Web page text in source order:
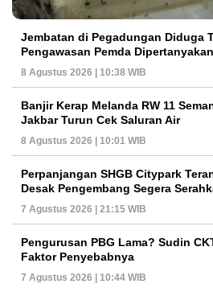
Jembatan di Pegadungan Diduga
Pengawasan Pemda Dipertanyakan
8 Agustus 2026 | 10:38 WIB
Banjir Kerap Melanda RW 11
Jakbar Turun Cek Saluran Air
8 Agustus 2026 | 10:01 WIB
Perpanjangan SHGB Citypark
Desak Pengembang Segera
7 Agustus 2026 | 21:15 WIB
Pengurusan PBG Lama? Sudin
Faktor Penyebabnya
7 Agustus 2026 | 10:44 WIB